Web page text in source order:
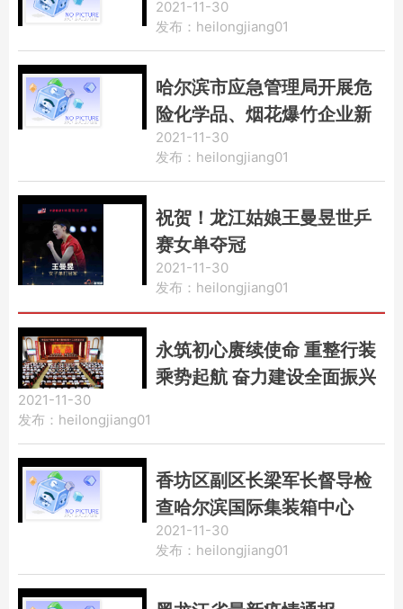
2021-11-30
发布：heilongjiang01
哈尔滨市应急管理局开展危
险化学品、烟花爆竹企业新
一轮安全生产隐患大排查大
整治发现问题整改情况“回头
2021-11-30
发布：heilongjiang01
祝贺！龙江姑娘王曼昱世乒
赛女单夺冠
2021-11-30
发布：heilongjiang01
永筑初心赓续使命 重整行装
乘势起航 奋力建设全面振兴
幕
2021-11-30
发布：heilongjiang01
香坊区副区长梁军长督导检
查哈尔滨国际集装箱中心
站、幸福镇疫情防控工作
2021-11-30
发布：heilongjiang01